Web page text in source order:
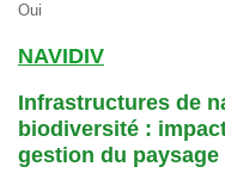
Oui
NAVIDIV
Infrastructures de
biodiversité :
gestion du